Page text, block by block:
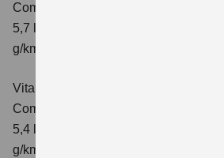
Comfort+
5,7 l/100km; kombinierter Wert der
g/km; CO₂-Klasse: D
Vitara 1.4 BOOSTERJET HYBRID
Comfort
5,4 l/100km; kombinierter Wert der
g/km; CO₂-Klasse: D